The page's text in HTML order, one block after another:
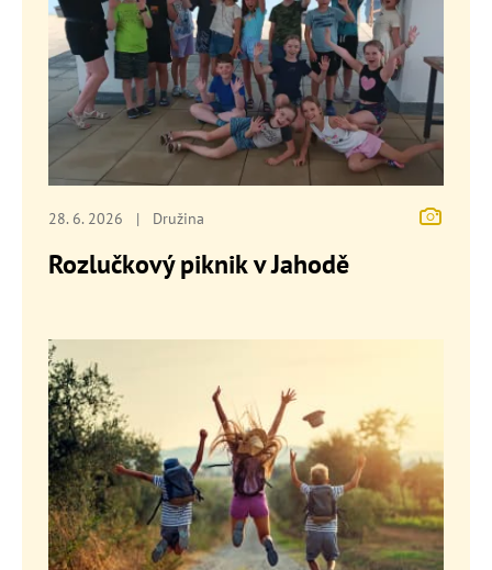
28. 6. 2026 | Družina
Rozlučkový piknik v Jahodě